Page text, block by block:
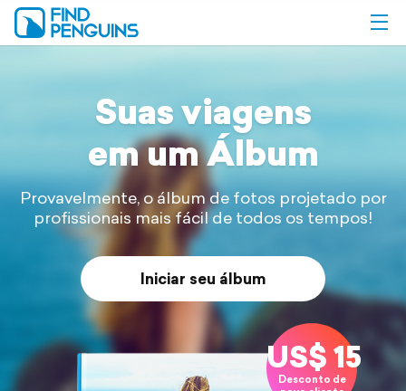
Suas viagens
em um Álbum
Provavelmente, o álbum de fotos projetado por
profissionais mais fácil detodos os tempos!
Iniciar seu álbum
US$ 15
Desconto de